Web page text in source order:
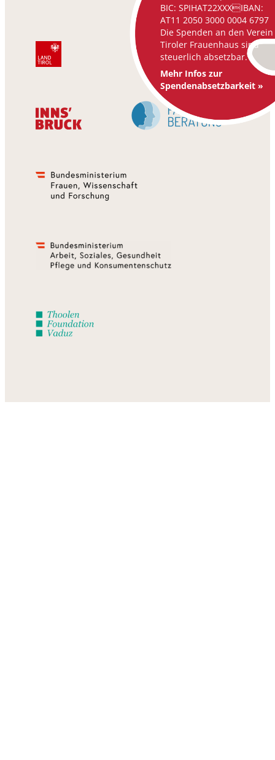
BIC: SPIHAT22XXXIBAN:
AT11 2050 3000 0004 6797
Die Spenden an den Verein
Tiroler Frauenhaus sind
steuerlich absetzbar.
Mehr Infos zur
Spendenabsetzbarkeit »